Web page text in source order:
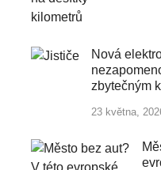
Nová
zbytečným
23 května,